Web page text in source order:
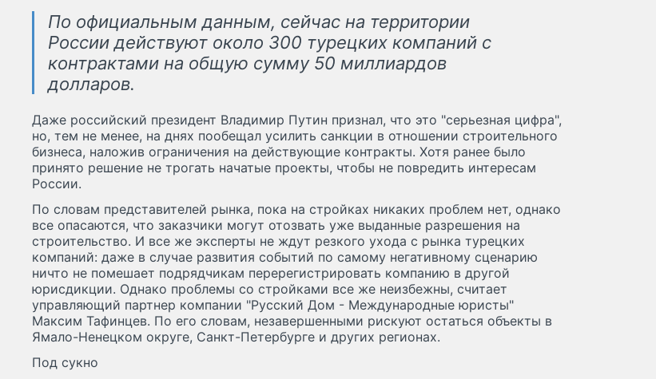
По официальным данным, сейчас на территории
России действуют около 300 турецких компаний с
контрактами на общую сумму 50 миллиардов
долларов.
Даже российский президент Владимир Путин признал, что это "серьезная цифра",
но, тем не менее, на днях пообещал усилить санкции в отношении строительного
бизнеса, наложив ограничения на действующие контракты. Хотя ранее было
принято решение не трогать начатые проекты, чтобы не повредить интересам
России.
По словам представителей рынка, пока на стройках никаких проблем нет, однако
все опасаются, что заказчики могут отозвать уже выданные разрешения на
строительство. И все же эксперты не ждут резкого ухода с рынка турецких
компаний: даже в случае развития событий по самому негативному сценарию
ничто не помешает подрядчикам перерегистрировать компанию в другой
юрисдикции. Однако проблемы со стройками все же неизбежны, считает
управляющий партнер компании "Русский Дом - Международные юристы"
Максим Тафинцев. По его словам, незавершенными рискуют остаться объекты в
Ямало-Ненецком округе, Санкт-Петербурге и других регионах.
Под сукно